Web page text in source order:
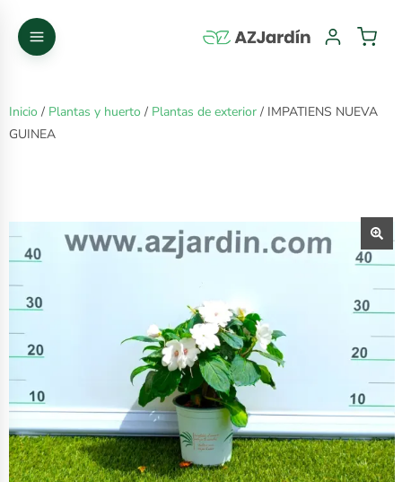
Inicio / Plantas y huerto / Plantas de exterior / IMPATIENS NUEVA
GUINEA